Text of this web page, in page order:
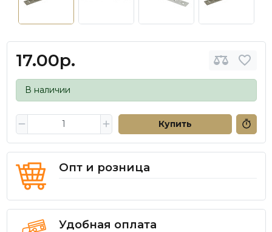
17.00р.
В наличии
Купить
Опт и розница
Удобная оплата